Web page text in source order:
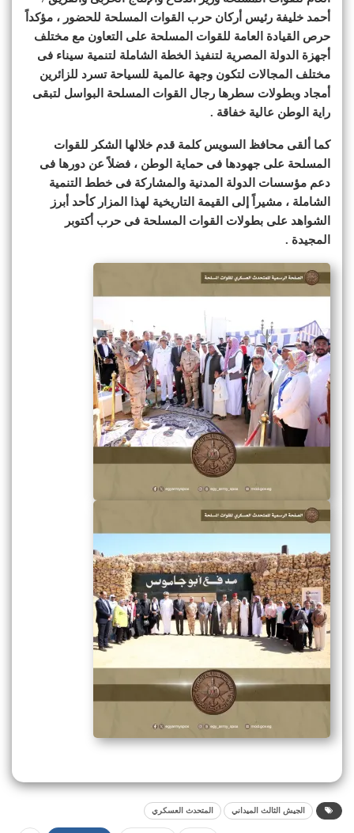
أحمد خليفة رئيس أركان حرب القوات المسلحة للحضور ، مؤكداً
حرص القيادة العامة للقوات المسلحة على التعاون مع مختلف
أجهزة الدولة المصرية لتنفيذ الخطة الشاملة لتنمية سيناء فى
مختلف المجالات لتكون وجهة عالمية للسياحة تسرد للزائرين
أمجاد وبطولات سطرها رجال القوات المسلحة البواسل لتبقى
راية الوطن عالية خفاقة .
كما ألقى محافظ السويس كلمة قدم خلالها الشكر للقوات
المسلحة على جهودها فى حماية الوطن ، فضلاً عن دورها فى
دعم مؤسسات الدولة المدنية والمشاركة فى خطط التنمية
الشاملة ، مشيراً إلى القيمة التاريخية لهذا المزار كأحد أبرز
الشواهد على بطولات القوات المسلحة فى حرب أكتوبر
المجيدة .
الجيش الثالث الميداني المتحدث العسكري